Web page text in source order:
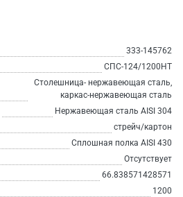
333-145762
СПС-124/1200НТ
Столешница- нержавеющая сталь,
каркас-нержавеющая сталь
Нержавеющая сталь AISI 304
стрейч/картон
Сплошная полка AISI 430
Отсутствует
66.838571428571
1200